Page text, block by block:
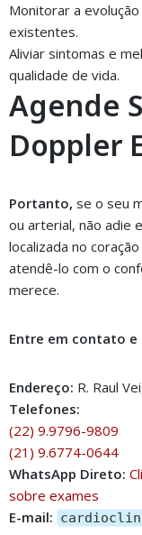
Monitorar a
existentes.
Aliviar sintomas e
qualidade de vida.
Agende
Doppler
Portanto, se o seu
ou arterial, não adie
localizada no
atendê-lo com o
merece.
Entre em contato e
Endereço: R. Raul
Telefones:
(22) 9.9796-9809
(21) 9.6774-0644
WhatsApp Direto:
sobre exames
E-mail: